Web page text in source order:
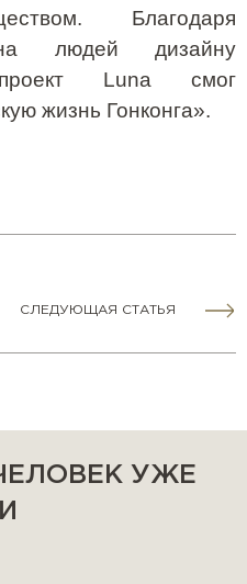
Благодаря
на людей дизайну
Luna
смог
жизнь Гонконга».
СЛЕДУЮЩАЯ СТАТЬЯ
УЖЕ